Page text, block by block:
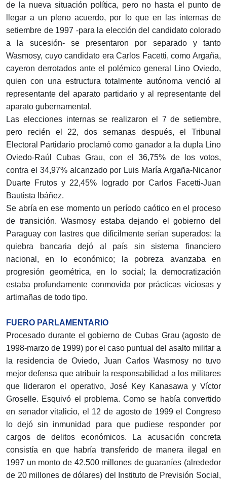
de la nueva situación política, pero no hasta el punto de
llegar a un pleno acuerdo, por lo que en las internas de
setiembre de 1997 -para la elección del candidato colorado
a la sucesión- se presentaron por separado y tanto
Wasmosy, cuyo candidato era Carlos Facetti, como Argaña,
cayeron derrotados ante el polémico general Lino Oviedo,
quien con una estructura totalmente autónoma venció al
representante del aparato partidario y al representante del
aparato gubernamental.
Las elecciones internas se realizaron el 7 de setiembre,
pero recién el 22, dos semanas después, el Tribunal
Electoral Partidario proclamó como ganador a la dupla Lino
Oviedo-Raúl Cubas Grau, con el 36,75% de los votos,
contra el 34,97% alcanzado por Luis María Argaña-Nicanor
Duarte Frutos y 22,45% logrado por Carlos Facetti-Juan
Bautista Ibáñez.
Se abría en ese momento un período caótico en el proceso
de transición. Wasmosy estaba dejando el gobierno del
Paraguay con lastres que difícilmente serían superados: la
quiebra bancaria dejó al país sin sistema financiero
nacional, en lo económico; la pobreza avanzaba en
progresión geométrica, en lo social; la democratización
estaba profundamente conmovida por prácticas viciosas y
artimañas de todo tipo.
FUERO PARLAMENTARIO
Procesado durante el gobierno de Cubas Grau (agosto de
1998-marzo de 1999) por el caso puntual del asalto militar a
la residencia de Oviedo, Juan Carlos Wasmosy no tuvo
mejor defensa que atribuir la responsabilidad a los militares
que lideraron el operativo, José Key Kanasawa y Víctor
Groselle. Esquivó el problema. Como se había convertido
en senador vitalicio, el 12 de agosto de 1999 el Congreso
lo dejó sin inmunidad para que pudiese responder por
cargos de delitos económicos. La acusación concreta
consistía en que habría transferido de manera ilegal en
1997 un monto de 42.500 millones de guaraníes (alrededor
de 20 millones de dólares) del Instituto de Previsión Social,